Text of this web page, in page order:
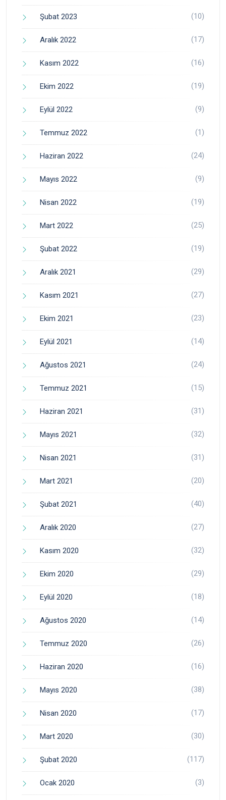
Şubat 2023 (10)
Aralık 2022 (17)
Kasım 2022 (16)
Ekim 2022 (19)
Eylül 2022 (9)
Temmuz 2022 (1)
Haziran 2022 (24)
Mayıs 2022 (9)
Nisan 2022 (19)
Mart 2022 (25)
Şubat 2022 (19)
Aralık 2021 (29)
Kasım 2021 (27)
Ekim 2021 (23)
Eylül 2021 (14)
Ağustos 2021 (24)
Temmuz 2021 (15)
Haziran 2021 (31)
Mayıs 2021 (32)
Nisan 2021 (31)
Mart 2021 (20)
Şubat 2021 (40)
Aralık 2020 (27)
Kasım 2020 (32)
Ekim 2020 (29)
Eylül 2020 (18)
Ağustos 2020 (14)
Temmuz 2020 (26)
Haziran 2020 (16)
Mayıs 2020 (38)
Nisan 2020 (17)
Mart 2020 (30)
Şubat 2020 (117)
Ocak 2020 (3)